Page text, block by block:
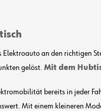
Elektroauto an den richtigen
gelöst. Mit dem
bereits in jeder
Mit einem kleineren